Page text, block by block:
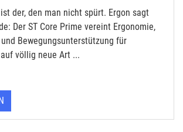
der, den man nicht spürt. Ergon sagt
Der ST Core Prime vereint Ergonomie,
Bewegungsunterstützung für
völlig neue Art ...